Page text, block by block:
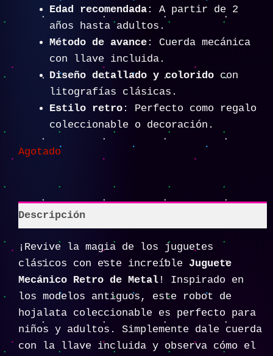
Edad recomendada : A partir de 2
años hasta adultos.
Método de avance : Cuerda mecánica
con llave incluida.
Diseño detallado y colorido con
litografías clásicas.
Estilo retro : Perfecto como regalo
coleccionable o decoración.
Agotado
Descripción
¡Revive la magia de los juguetes
clásicos con este increíble Juguete
Mecánico Retro de Metal ! Inspirado en
los modelos antiguos, este robot de
hojalata coleccionable es perfecto para
niños y adultos. Simplemente dale cuerda
con la llave incluida y observa cómo el